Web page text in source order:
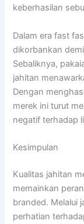
keberhasilan
Dalam era fast
dikorbankan
Sebaliknya,
jahitan
Dengan
merek ini turut
negatif terhadap
Kesimpulan
Kualitas jahitan
memainkan
branded. Melalui
perhatian